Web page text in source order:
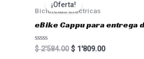
¡Oferta!
Bicicletas eléctricas
eBike Cappu para entrega
R
a
$2'584.00 $ 1'809.00